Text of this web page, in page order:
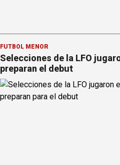
FÚTBOL MENOR
Selecciones de la LFO
preparan el debut